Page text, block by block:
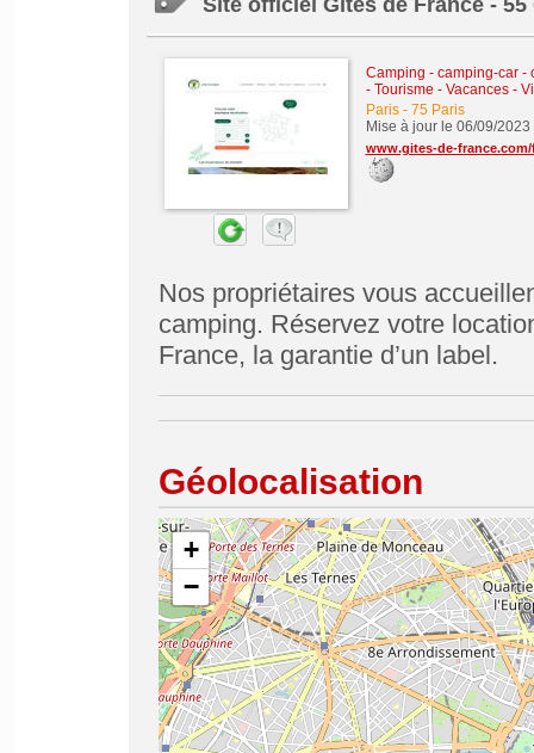
Site officiel Gîtes de France -
Camping - camping-car -
- Tourisme - Vacances -
Paris- 75 Paris
Mise à jour le 06/09/2023
www.gites-de-france.com/
Nos propriétaires vous
camping. Réservez votre
France, la garantie d’un label.
Géolocalisation
+
−